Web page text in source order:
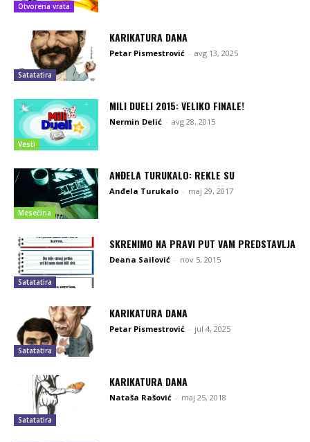
Otvorena vrata
Satatatira
KARIKATURA DANA
Petar Pismestrović - avg 13, 2025
Vesti
MILI DUELI 2015: VELIKO FINALE!
Nermin Delić - avg 28, 2015
Mesečina
ANĐELA TURUKALO: REKLE SU
Anđela Turukalo - maj 29, 2017
Satatatira
SKRENIMO NA PRAVI PUT VAM PREDSTAVLJA
Deana Sailović - nov 5, 2015
Satatatira
KARIKATURA DANA
Petar Pismestrović - jul 4, 2025
Satatatira
KARIKATURA DANA
Nataša Rašović - maj 25, 2018